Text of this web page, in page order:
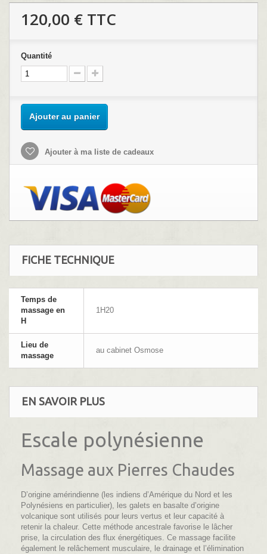
120,00 € TTC
Quantité
Ajouter au panier
Ajouter à ma liste de cadeaux
FICHE TECHNIQUE
Temps de
massage en
H
1H20
Lieu de
massage
au cabinet Osmose
EN SAVOIR PLUS
Escale polynésienne
Massage aux Pierres Chaudes
D’origine amérindienne (les indiens d’Amérique du Nord et les
Polynésiens en particulier), les galets en basalte d’origine
volcanique sont utilisés pour leurs vertus et leur capacité à
retenir la chaleur. Cette méthode ancestrale favorise le lâcher
prise, la circulation des flux énergétiques. Ce massage facilite
également le relâchement musculaire, le drainage et l’élimination